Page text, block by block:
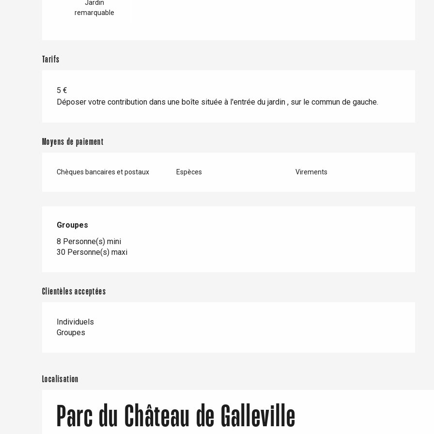
Val-de-Scie
Rouen
Jardin
remarquable
Tarifs
5 €
Déposer votre contribution dans une boîte située à l'entrée du jardin , sur le commun de gauche.
Moyens de paiement
Chèques bancaires et postaux Espèces Virements
Groupes
Groupes
8 Personne(s) mini
30 Personne(s) maxi
Clientèles acceptées
Individuels
Groupes
Localisation
Parc du Château de Galleville